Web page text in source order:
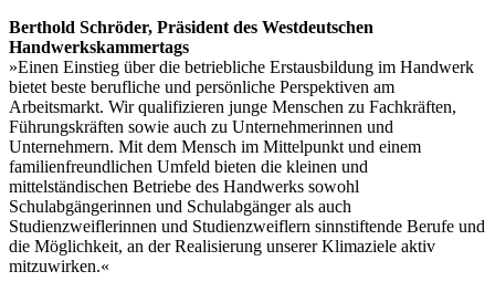
Berthold Schröder, Präsident des Westdeutschen
Handwerkskammertags
»Einen Einstieg über die betriebliche Erstausbildung im Handwerk
bietet beste berufliche und persönliche Perspektiven am
Arbeitsmarkt. Wir qualifizieren junge Menschen zu Fachkräften,
Führungskräften sowie auch zu Unternehmerinnen und
Unternehmern. Mit dem Mensch im Mittelpunkt und einem
familienfreundlichen Umfeld bieten die kleinen und
mittelständischen Betriebe des Handwerks sowohl
Schulabgängerinnen und Schulabgänger als auch
Studienzweiflerinnen und Studienzweiflern sinnstiftende Berufe und
die Möglichkeit, an der Realisierung unserer Klimaziele aktiv
mitzuwirken.«